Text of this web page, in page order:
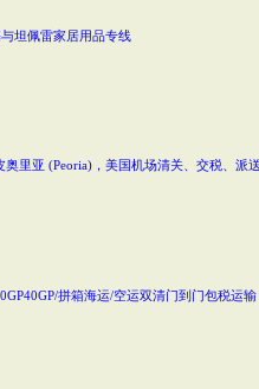
坦佩雷家居用品专线
里亚 (Peoria)，美国机场清关、交税、派
拼箱海运/空运双清门到门包税运输